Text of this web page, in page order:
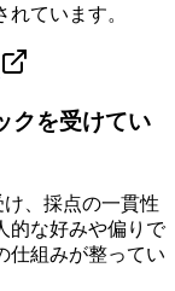
ています。
クを受けてい
、採点の一貫性
的な好みや偏りで
仕組みが整ってい